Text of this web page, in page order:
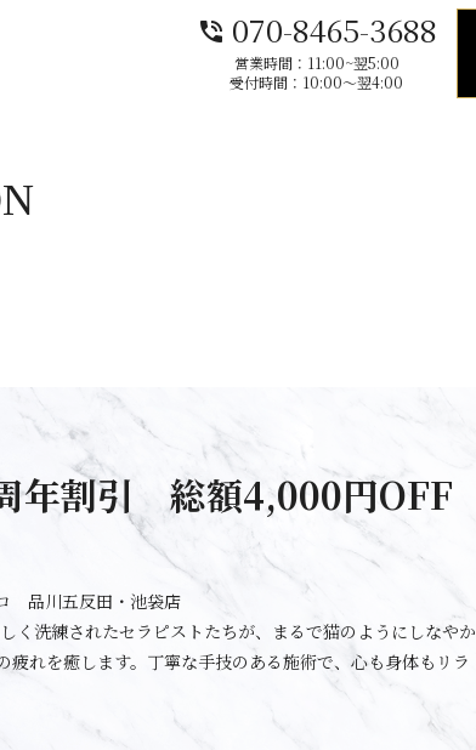
phone_in_talk 070-8465-3688
営業時間：11:00~翌5:00
受付時間：10:00〜翌4:00
年割引 総額4,000円OFF
品川五反田・池袋店
く洗練されたセラピストたちが、まるで猫のようにしなやか
疲れを癒します。丁寧な手技のある施術で、心も身体もリラ